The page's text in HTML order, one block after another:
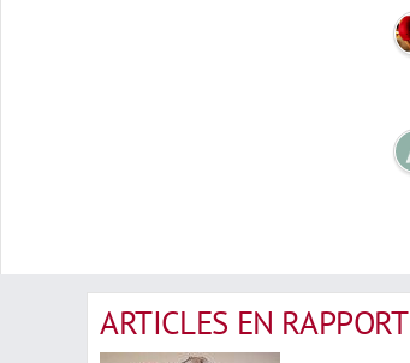
ARTICLES EN RAPPORT